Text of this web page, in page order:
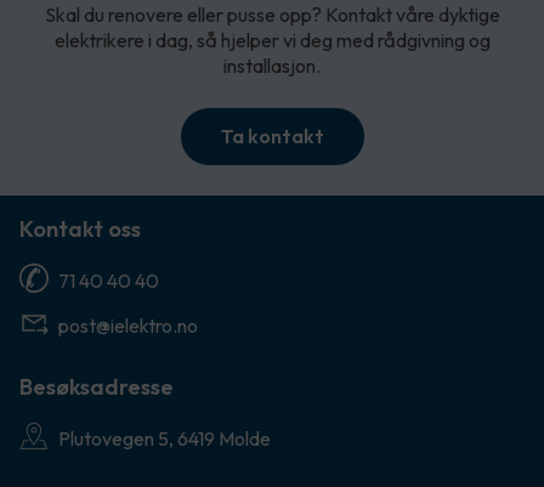
Skal du renovere eller pusse opp? Kontakt våre dyktige
elektrikere i dag, så hjelper vi deg med rådgivning og
installasjon.
Ta kontakt
Kontakt oss
71 40 40 40
post@ielektro.no
Besøksadresse
Plutovegen 5, 6419 Molde